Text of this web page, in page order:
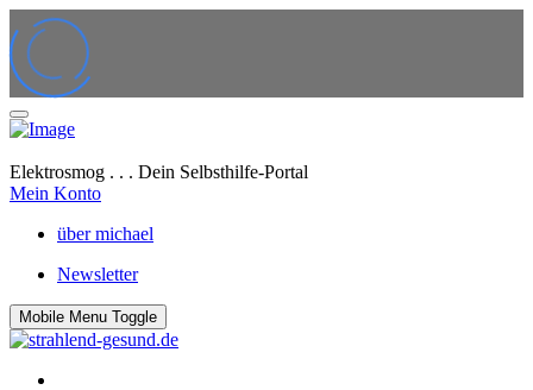
Elektrosmog . . . Dein Selbsthilfe-Portal
Mein Konto
über michael
Newsletter
Mobile Menu Toggle